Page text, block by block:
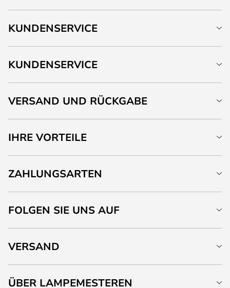
KUNDENSERVICE
KUNDENSERVICE
VERSAND UND RÜCKGABE
IHRE VORTEILE
ZAHLUNGSARTEN
FOLGEN SIE UNS AUF
VERSAND
ÜBER LAMPEMESTEREN